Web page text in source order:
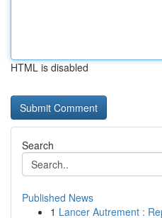
HTML is disabled
Search
Published News
1 Lancer Autrement :